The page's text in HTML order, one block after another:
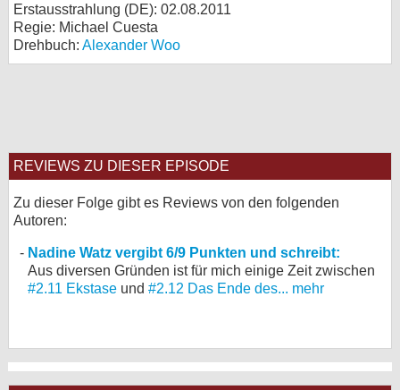
Erstausstrahlung (DE): 02.08.2011
Regie: Michael Cuesta
Drehbuch: Alexander Woo
REVIEWS ZU DIESER EPISODE
Zu dieser Folge gibt es Reviews von den folgenden
Autoren:
Nadine Watz vergibt 6/9 Punkten und schreibt:
Aus diversen Gründen ist für mich einige Zeit zwischen
#2.11 Ekstase und #2.12 Das Ende des... mehr